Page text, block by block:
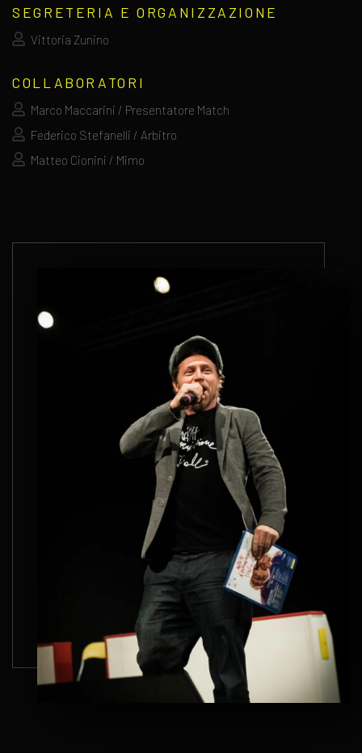
SEGRETERIA E ORGANIZZAZIONE
Vittoria Zunino
COLLABORATORI
Marco Maccarini / Presentatore Match
Federico Stefanelli / Arbitro
Matteo Cionini / Mimo